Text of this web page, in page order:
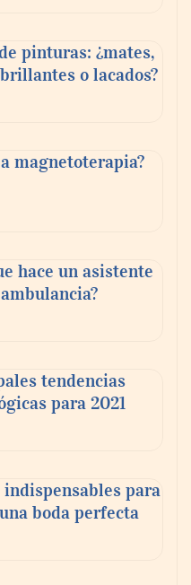
pinturas: ¿mates,
o lacados?
magnetoterapia?
hace un asistente
tendencias
para 2021
indispensables para
boda perfecta